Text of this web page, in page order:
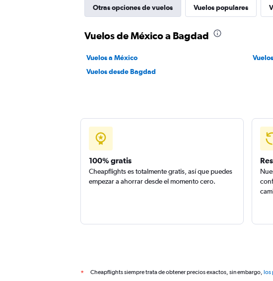
Otras opciones de vuelos Vuelos populares
Vuelos de México a Bagdad
Vuelos a México
Vuelos desde Bagdad
100% gratis
Cheapflights es totalmente gratis, así que puedes
empezar a ahorrar desde el momento cero.
* Cheapflights siempre trata de obtener precios exactos, sin embargo, los